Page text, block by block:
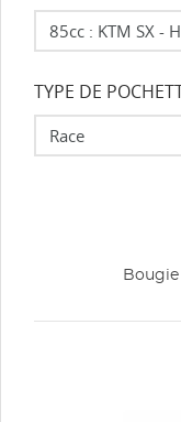
TYPE DE
Bougie